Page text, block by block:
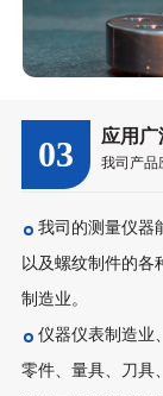
03 应用广
我司产品
我司的测量仪器
以及螺纹制件的各
制造业。
仪器仪表制造业
零件、量具、刀具